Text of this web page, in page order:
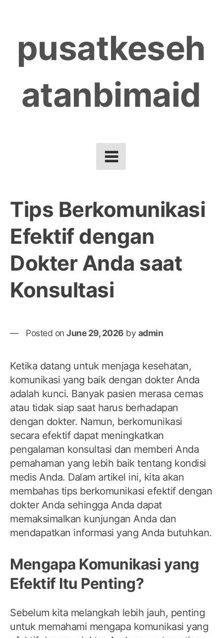
content
pusatkeseh
atanbimaid
Tips Berkomunikasi
Efektif dengan
Dokter Anda saat
Konsultasi
Posted on June 29, 2026 by admin
Ketika datang untuk menjaga kesehatan,
komunikasi yang baik dengan dokter Anda
adalah kunci. Banyak pasien merasa cemas
atau tidak siap saat harus berhadapan
dengan dokter. Namun, berkomunikasi
secara efektif dapat meningkatkan
pengalaman konsultasi dan memberi Anda
pemahaman yang lebih baik tentang kondisi
medis Anda. Dalam artikel ini, kita akan
membahas tips berkomunikasi efektif dengan
dokter Anda sehingga Anda dapat
memaksimalkan kunjungan Anda dan
mendapatkan informasi yang Anda butuhkan.
Mengapa Komunikasi yang
Efektif Itu Penting?
Sebelum kita melangkah lebih jauh, penting
untuk memahami mengapa komunikasi yang